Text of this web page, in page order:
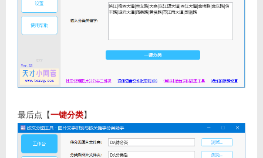
最后点【一键分类】